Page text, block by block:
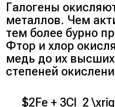
Галогены
металлов. Чем
тем более бурно
Фтор и хлор
медь до их
степеней
$2Fe + 3Cl_2